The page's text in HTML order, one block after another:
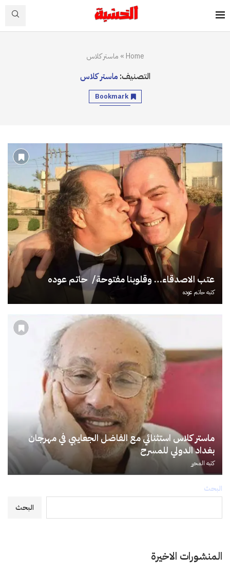
Home
» ماستر كلاس
التصنيف: ماستر كلاس
Bookmark
عتب الاصدقاء… وقلوبنا مفتوحة/ حاتم عوده
كتبهحاتم عوده
ماستر كلاس استثنائي مع الفاضل الجعايبي في مهرجان
بغداد الدولي للمسرح
كتبه المحرر
البحث
البحث
المنشورات الاخيرة